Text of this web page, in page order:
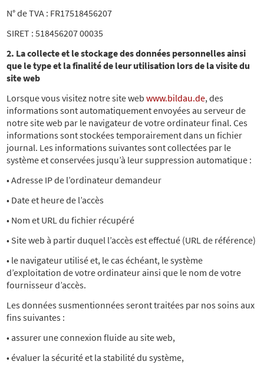
N° de TVA : FR17518456207
SIRET : 518456207 00035
2. La collecte et le stockage des données personnelles ainsi
que le type et la finalité de leur utilisation lors de la visite du
site web
Lorsque vous visitez notre site webwww.bildau.de, des
informations sont automatiquement envoyées au serveur de
notre site web par le navigateur de votre ordinateur final. Ces
informations sont stockées temporairement dans un fichier
journal. Les informations suivantes sont collectées par le
système et conservées jusqu’à leur suppression automatique :
• Adresse IP de l’ordinateur demandeur
• Date et heure de l’accès
• Nom et URL du fichier récupéré
• Site web à partir duquel l’accès est effectué (URL de référence)
• le navigateur utilisé et, le cas échéant, le système
d’exploitation de votre ordinateur ainsi que le nom de votre
fournisseur d’accès.
Les données susmentionnées seront traitées par nos soins aux
fins suivantes :
• assurer une connexion fluide au site web,
• évaluer la sécurité et la stabilité du système,